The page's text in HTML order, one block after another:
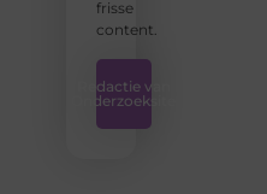
frisse
content.
Redactie van
Onderzoeksite